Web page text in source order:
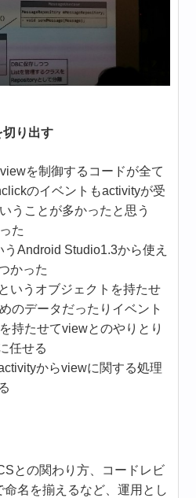
り出す
を制御するコードが全て
のイベントもactivityが受
うことが多かったと思う
た
Android Studio1.3から使え
かった
いうオブジェクトを持たせ
のデータだったりイベント
持たせてviewとのやりとり
任せる
からviewに関する処理
との関わり方、コードレビ
命名を揃えるなど、運用とし